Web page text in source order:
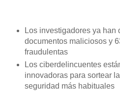
Los investigadores ya han
documentos maliciosos y
fraudulentas
Los ciberdelincuentes
innovadoras para sortear
seguridad más habituales